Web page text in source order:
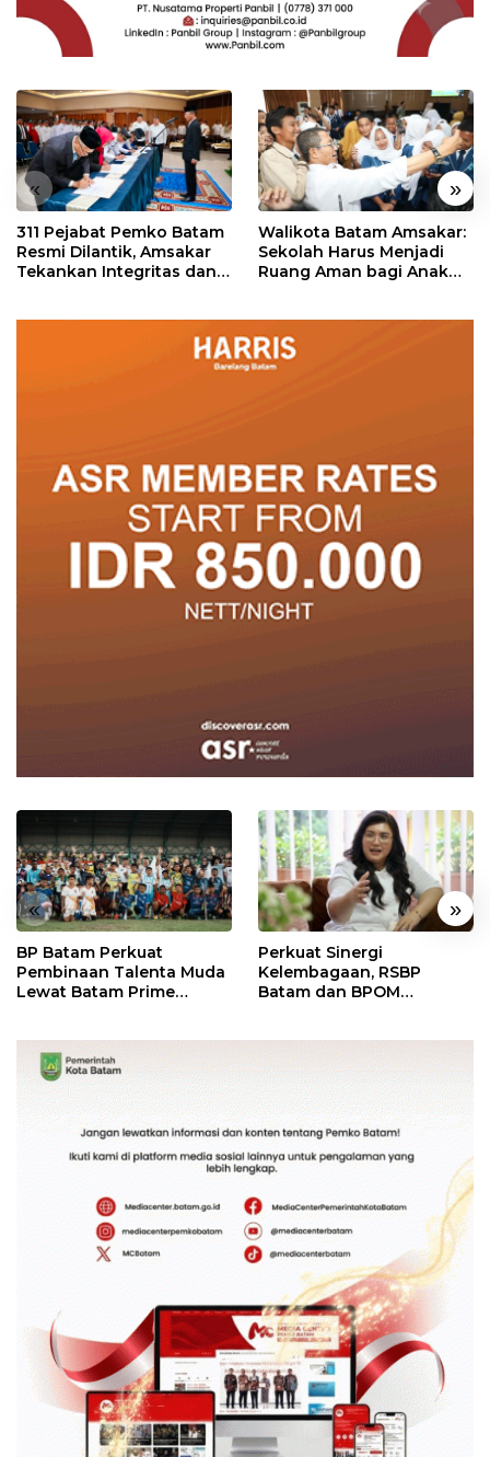
« »
311 Pejabat Pemko Batam
Resmi Dilantik, Amsakar
Tekankan Integritas dan
Walikota Batam Amsakar:
Sekolah Harus Menjadi
Ruang Aman bagi Anak
« »
BP Batam Perkuat
Pembinaan Talenta Muda
Lewat Batam Prime
Perkuat Sinergi
Kelembagaan, RSBP
Batam dan BPOM